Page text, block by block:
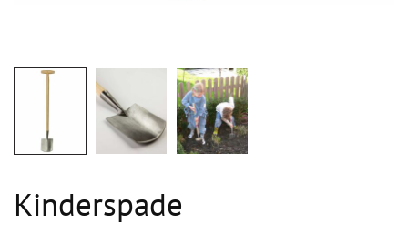
Kinderspade